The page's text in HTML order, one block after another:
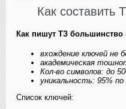
Как составить
Как пишут ТЗ большинство
вхождение ключей не
академическая
Кол-во символов: до
уникальность: 95% по
Список ключей: